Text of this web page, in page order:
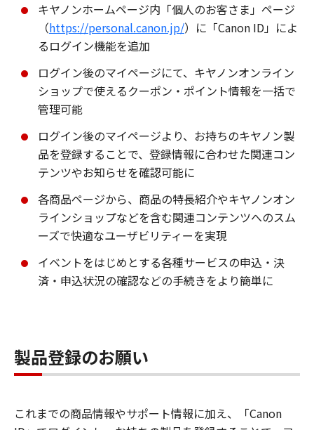
キヤノンホームページ内「個人のお客さま」ページ
（https://personal.canon.jp/）に「Canon ID」によ
るログイン機能を追加
ログイン後のマイページにて、キヤノンオンライン
ショップで使えるクーポン・ポイント情報を一括で
管理可能
ログイン後のマイページより、お持ちのキヤノン製
品を登録することで、登録情報に合わせた関連コン
テンツやお知らせを確認可能に
各商品ページから、商品の特長紹介やキヤノンオン
ラインショップなどを含む関連コンテンツへのスム
ーズで快適なユーザビリティーを実現
イベントをはじめとする各種サービスの申込・決
済・申込状況の確認などの手続きをより簡単に
製品登録のお願い
これまでの商品情報やサポート情報に加え、「Canon